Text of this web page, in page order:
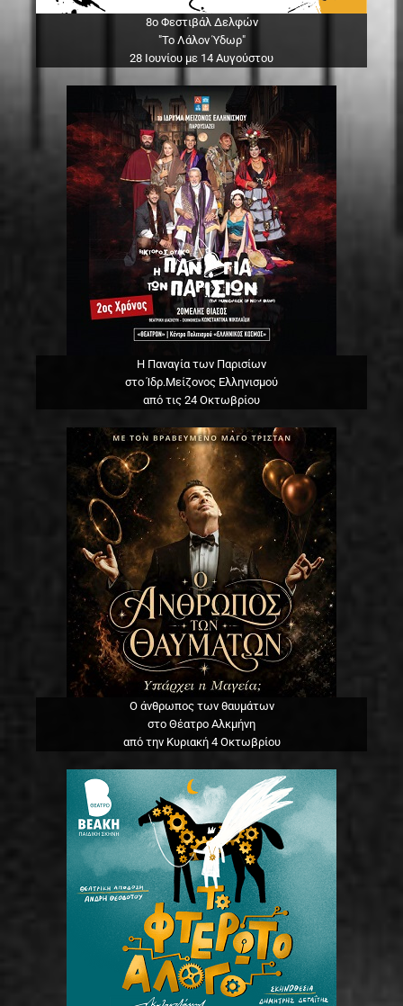
8ο Φεστιβάλ Δελφών
"Το Λάλον Ύδωρ"
28 Ιουνίου με 14 Αυγούστου
Η Παναγία των Παρισίων
στο Ίδρ.Μείζονος Ελληνισμού
από τις 24 Οκτωβρίου
Ο άνθρωπος των θαυμάτων
στο Θέατρο Αλκμήνη
από την Κυριακή 4 Οκτωβρίου